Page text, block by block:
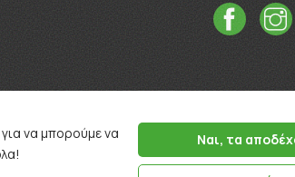
να μπορούμε να
Ναι, τα